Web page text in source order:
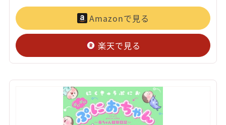
Amazonで見る
楽天で見る